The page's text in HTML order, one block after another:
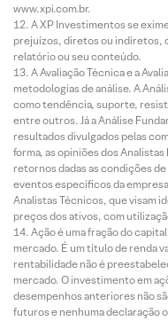
www.xpi.com.br.
A XP Investimentos se
prejuízos, diretos ou indiretos,
relatório ou seu conteúdo.
A Avaliação Técnica e a
metodologias de análise. A
como tendência, suporte,
entre outros. Já a Análise
resultados divulgados pelas
forma, as opiniões dos
retornos dadas as condições
eventos específicos da
Analistas Técnicos, que visam
preços dos ativos, com
Ação é uma fração do
mercado. É um título de renda
rentabilidade não é
mercado. O investimento em
desempenhos anteriores não
futuros e nenhuma declaração